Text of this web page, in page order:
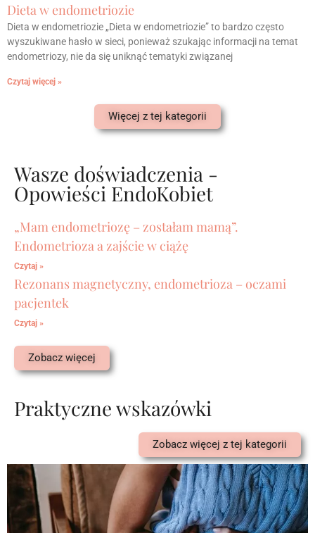
Dieta w endometriozie
Dieta w endometriozie „Dieta w endometriozie” to bardzo często
wyszukiwane hasło w sieci, ponieważ szukając informacji na temat
endometriozy, nie da się uniknąć tematyki związanej
Czytaj więcej »
Więcej z tej kategorii
Wasze doświadczenia -
Opowieści EndoKobiet
„Mam endometriozę – zostałam mamą”.
Endometrioza a zajście w ciążę
Czytaj »
Rezonans magnetyczny, endometrioza – oczami
pacjentek
Czytaj »
Zobacz więcej
Praktyczne wskazówki
Zobacz więcej z tej kategorii